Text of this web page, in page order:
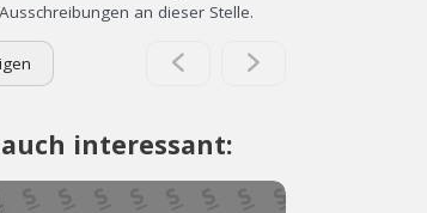
Ausschreibungen an dieser Stelle.
interessant: